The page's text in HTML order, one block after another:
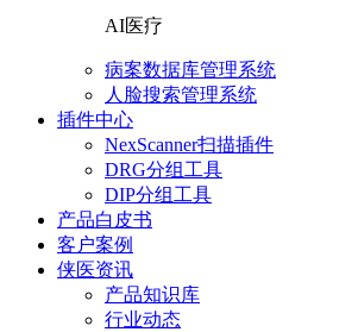
AI医疗
病案数据库管理系统
人脸搜索管理系统
插件中心
NexScanner扫描插件
DRG分组工具
DIP分组工具
产品白皮书
客户案例
侠医资讯
产品知识库
行业动态